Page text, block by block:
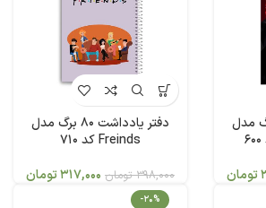
80 برگ مدل
تومان
دفتر یادداشت 80 برگ مدل
Freinds کد 710
398,000 تومان 317,000تومان
-20%